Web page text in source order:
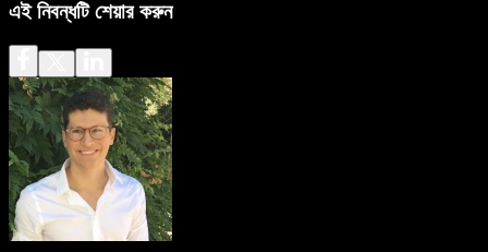
এই নিবন্ধটি শেয়ার করুন